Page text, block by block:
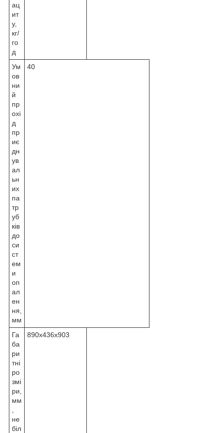
ац
ит
у,
кг/
го
д
Ум
ов
ни
й
пр
охі
д
пр
иє
дн
ув
ал
ьн
их
па
тр
уб
ків
до
си
ст
ем
и
оп
ал
ен
ня,
мм
40
Га
ба
ри
тні
ро
змі
ри,
мм
не
біл
890х436х903